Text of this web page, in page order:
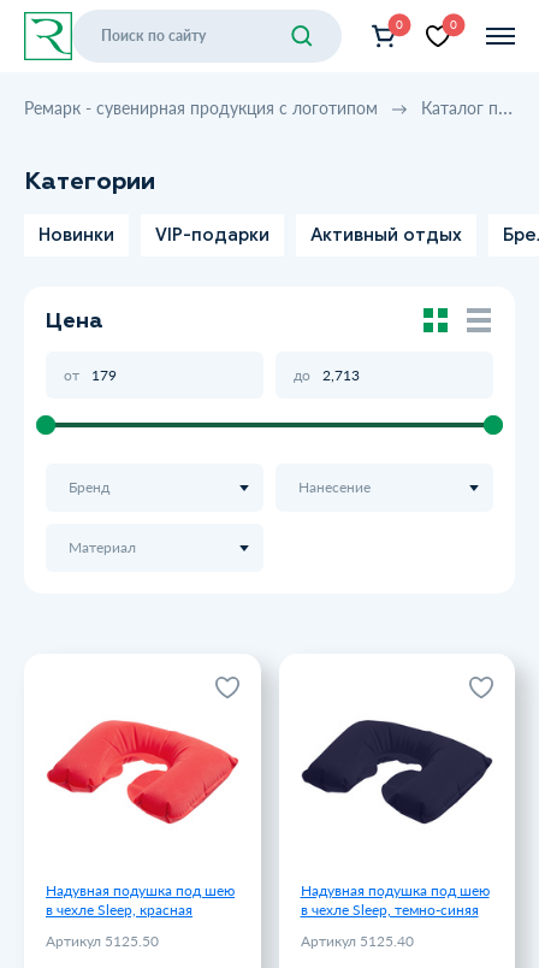
0 0
Ремарк - сувенирная продукция с логотипом Каталог продукции
Категории
Новинки VIP-подарки Активный отдых
Цена
от до
Бренд Нанесение
Материал
Надувная подушка под шею
в чехле Sleep, красная
Артикул 5125.50
Надувная подушка под шею
в чехле Sleep, красная
Артикул 5125.50
179 ₽
Надувная подушка под шею
в чехле Sleep, темно-синяя
Артикул 5125.40
Надувная подушка под шею
в чехле Sleep, темно-синяя
Артикул 5125.40
179 ₽